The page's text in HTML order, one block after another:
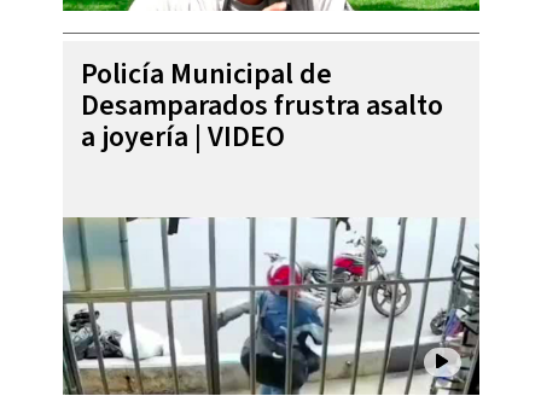
Policía Municipal de
Desamparados frustra asalto
a joyería | VIDEO